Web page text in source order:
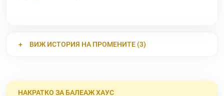
ВИЖ ИСТОРИЯ НА ПРОМЕНИТЕ (3)
НАКРАТКО ЗА БАЛЕАЖ ХАУС